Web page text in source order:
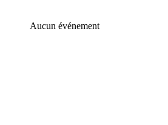
Aucun événement